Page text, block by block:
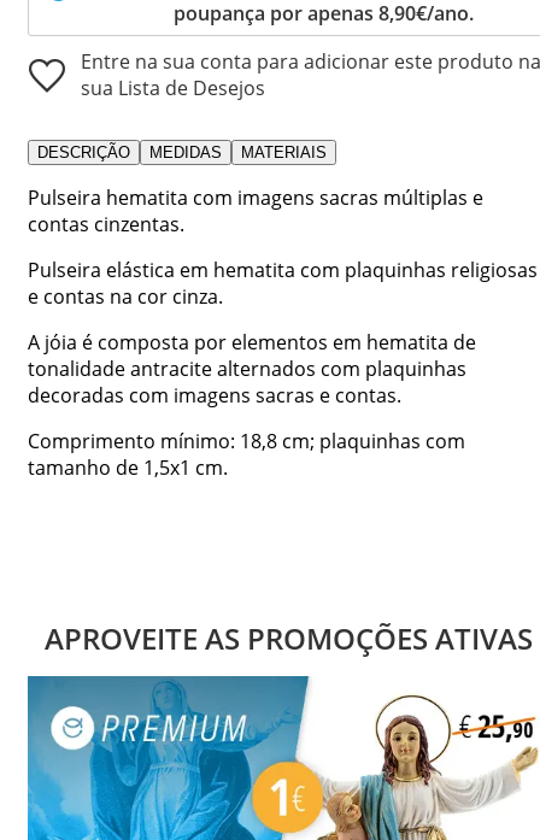
poupança por apenas 8,90€/ano.
Entre na sua conta para adicionar este produto na
sua Lista de Desejos
DESCRIÇÃO MEDIDAS MATERIAIS
Pulseira hematita com imagens sacras múltiplas e
contas cinzentas.
Pulseira elástica em hematita com plaquinhas religiosas
e contas na cor cinza.
A jóia é composta por elementos em hematita de
tonalidade antracite alternados com plaquinhas
decoradas com imagens sacras e contas.
Comprimento mínimo: 18,8 cm; plaquinhas com
tamanho de 1,5x1 cm.
APROVEITE AS PROMOÇÕES ATIVAS